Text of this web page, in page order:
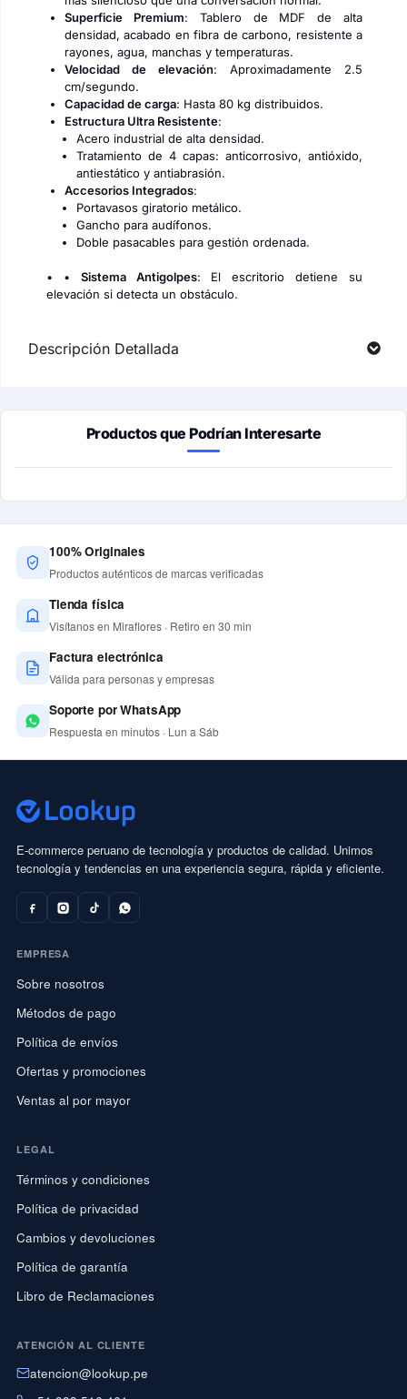
Superficie Premium: Tablero de MDF de alta
densidad, acabado en fibra de carbono, resistente a
rayones, agua, manchas y temperaturas.
Velocidad de elevación: Aproximadamente 2.5
cm/segundo.
Capacidad de carga: Hasta 80 kg distribuidos.
Estructura Ultra Resistente:
Acero industrial de alta densidad.
Tratamiento de 4 capas: anticorrosivo, antióxido,
antiestático y antiabrasión.
Accesorios Integrados:
Portavasos giratorio metálico.
Gancho para audífonos.
Doble pasacables para gestión ordenada.
• • Sistema Antigolpes: El escritorio detiene su
elevación si detecta un obstáculo.
Descripción Detallada
Productos que Podrían Interesarte
100% Originales
Productos auténticos de marcas verificadas
Tienda física
Visítanos en Miraflores · Retiro en 30 min
Factura electrónica
Válida para personas y empresas
Soporte por WhatsApp
Respuesta en minutos · Lun a Sáb
E-commerce peruano de tecnología y productos de calidad. Unimos
tecnología y tendencias en una experiencia segura, rápida y eficiente.
EMPRESA
Sobre nosotros
Métodos de pago
Política de envíos
Ofertas y promociones
Ventas al por mayor
LEGAL
Términos y condiciones
Política de privacidad
Cambios y devoluciones
Política de garantía
Libro de Reclamaciones
ATENCIÓN AL CLIENTE
atencion@lookup.pe